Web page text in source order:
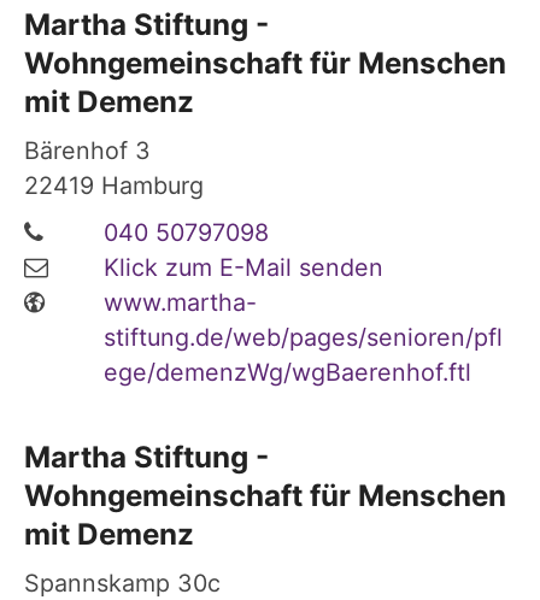
Martha Stiftung -
Wohngemeinschaft für Menschen
mit Demenz
Bärenhof 3
22419 Hamburg
040 50797098
Klick zum E-Mail senden
www.martha-
stiftung.de/web/pages/senioren/pfl
ege/demenzWg/wgBaerenhof.ftl
Martha Stiftung -
Wohngemeinschaft für Menschen
mit Demenz
Spannskamp 30c